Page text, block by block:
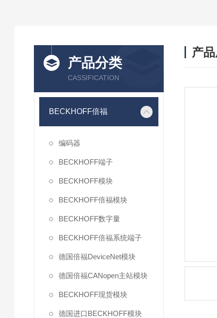
产品分类
CASSIFICATION
BECKHOFF倍福
编码器
BECKHOFF端子
BECKHOFF模块
BECKHOFF倍福模块
BECKHOFF数字量
BECKHOFF倍福系统端子
德国倍福DeviceNet模块
德国倍福CANopen主站模块
BECKHOFF现货模块
德国进口BECKHOFF模块
产